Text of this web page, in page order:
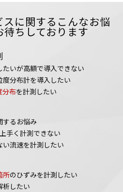
に関するこんなお悩
ちしております
いが高額で導入できない
度分布計を導入したい
分布を計測したい
するお悩み
手く計測できない
流速を計測したい
所のひずみを計測したい
析したい